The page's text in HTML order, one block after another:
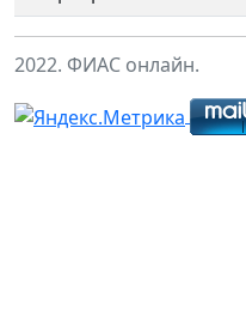
2022. ФИАС онлайн.